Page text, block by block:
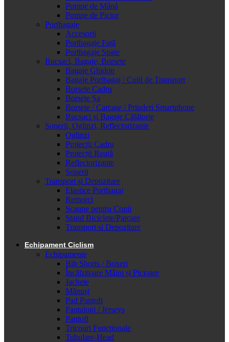
Pompe de Mână
Pompe de Picior
Portbagaje
Accesorii
Portbagaje Față
Portbagaje Spate
Rucsaci, Bagaje, Borsete
Bagaje Ghidon
Bagaje Portbagaj / Cutii de Transport
Borsete Cadru
Borsete Șa
Borsete / Carcase / Prinderi Smartphone
Rucsaci și Bagaje Călătorie
Sonerii, Oglinzi, Reflectorizante
Oglinzi
Protecții Cadru
Protecții Roată
Reflectorizante
Sonerii
Transport și Depozitare
Elastice Portbagaj
Remorci
Scaune pentru Copii
Stand Biciclete/Parcare
Transport si Depozitare
Echipament Ciclism
Echipamente
Bib Shorts / Boxeri
Încălzitoare Mâini și Picioare
Jachete
Mănuși
Pad Pantofi
Pantaloni / Jerseys
Pantofi
Tricouri Funcționale
Tubulare-Head